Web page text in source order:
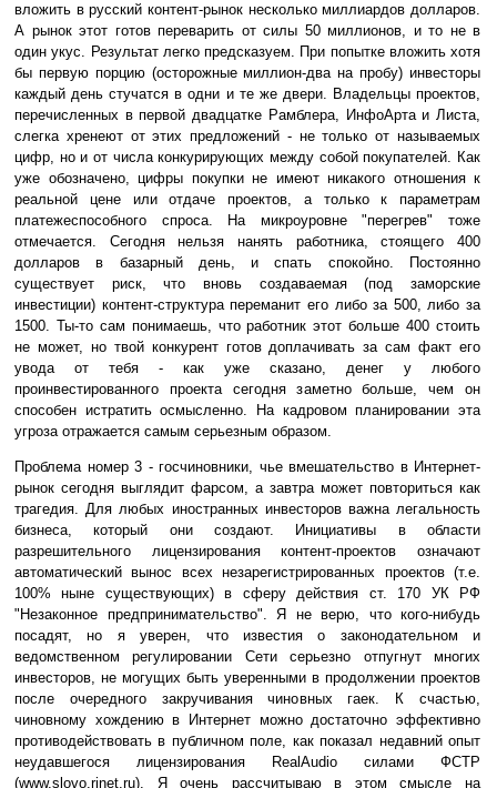
вложить в русский контент-рынок несколько миллиардов долларов.
А рынок этот готов переварить от силы 50 миллионов, и то не в
один укус. Результат легко предсказуем. При попытке вложить хотя
бы первую порцию (осторожные миллион-два на пробу) инвесторы
каждый день стучатся в одни и те же двери. Владельцы проектов,
перечисленных в первой двадцатке Рамблера, ИнфоАрта и Листа,
слегка хренеют от этих предложений - не только от называемых
цифр, но и от числа конкурирующих между собой покупателей. Как
уже обозначено, цифры покупки не имеют никакого отношения к
реальной цене или отдаче проектов, а только к параметрам
платежеспособного спроса. На микроуровне "перегрев" тоже
отмечается. Сегодня нельзя нанять работника, стоящего 400
долларов в базарный день, и спать спокойно. Постоянно
существует риск, что вновь создаваемая (под заморские
инвестиции) контент-структура переманит его либо за 500, либо за
1500. Ты-то сам понимаешь, что работник этот больше 400 стоить
не может, но твой конкурент готов доплачивать за сам факт его
увода от тебя - как уже сказано, денег у любого
проинвестированного проекта сегодня заметно больше, чем он
способен истратить осмысленно. На кадровом планировании эта
угроза отражается самым серьезным образом.
Проблема номер 3 - госчиновники, чье вмешательство в Интернет-
рынок сегодня выглядит фарсом, а завтра может повториться как
трагедия. Для любых иностранных инвесторов важна легальность
бизнеса, который они создают. Инициативы в области
разрешительного лицензирования контент-проектов означают
автоматический вынос всех незарегистрированных проектов (т.е.
100% ныне существующих) в сферу действия ст. 170 УК РФ
"Незаконное предпринимательство". Я не верю, что кого-нибудь
посадят, но я уверен, что известия о законодательном и
ведомственном регулировании Сети серьезно отпугнут многих
инвесторов, не могущих быть уверенными в продолжении проектов
после очередного закручивания чиновных гаек. К счастью,
чиновному хождению в Интернет можно достаточно эффективно
противодействовать в публичном поле, как показал недавний опыт
неудавшегося лицензирования RealAudio силами ФСТР
(www.slovo.rinet.ru). Я очень рассчитываю в этом смысле на